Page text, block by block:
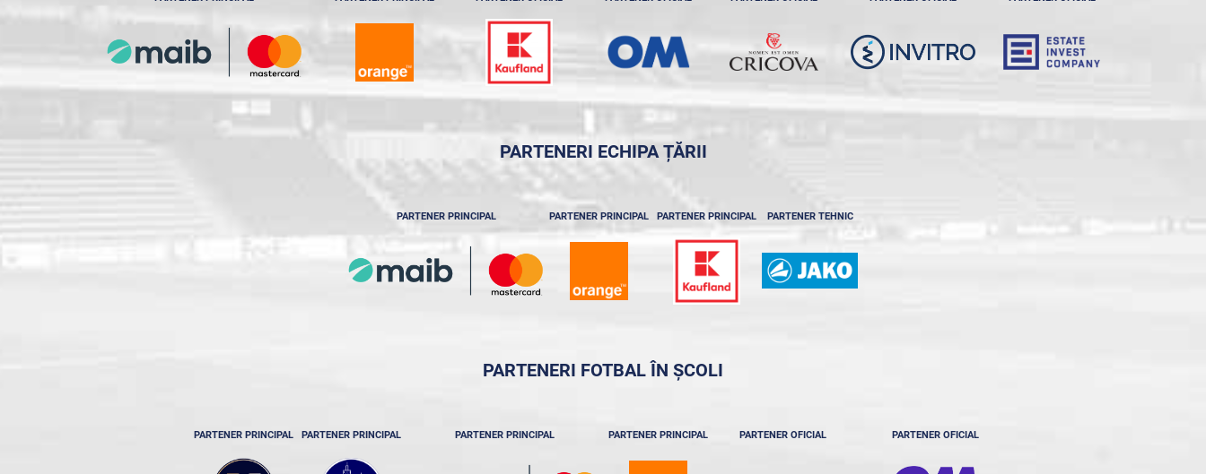
PARTENERI ECHIPA ȚĂRII
PARTENER PRINCIPAL PARTENER PRINCIPAL PARTENER PRINCIPAL PARTENER TEHNIC
PARTENERI FOTBAL ÎN ȘCOLI
PARTENER PRINCIPAL PARTENER PRINCIPAL PARTENER PRINCIPAL PARTENER PRINCIPAL PARTENER OFICIAL PARTENER OFICIAL